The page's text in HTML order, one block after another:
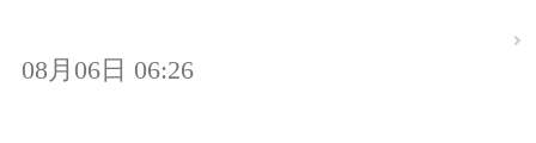
08月06日 06:26